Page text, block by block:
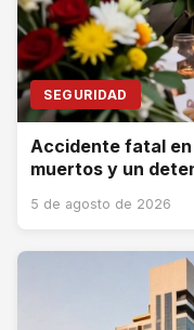
SEGURIDAD
Accidente fatal
muertos y un
5 de agosto de 2026